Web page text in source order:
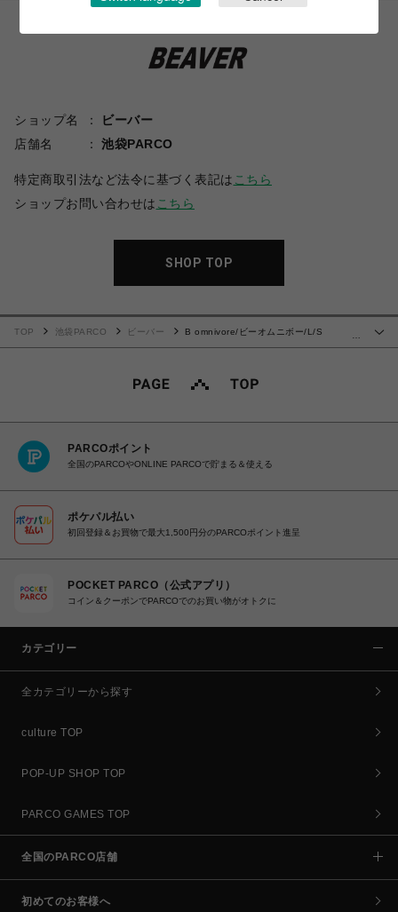
ショップ名
ビーバー
店舗名
池袋PARCO
特定商取引法など法令に基づく表記は こちら
ショップお問い合わせは こちら
SHOP TOP
TOP 池袋PARCO ビーバー
B omnivore/ビーオムニボー/L/S
PARCOポイント
全国のPARCOやONLINE PARCOで貯まる＆使える
ポケパル払い
初回登録＆お買物で最大1,500円分のPARCOポイント進呈
POCKET PARCO（公式アプリ）
コイン＆クーポンでPARCOでのお買い物がオトクに
カテゴリー
全カテゴリーから探す
culture TOP
POP-UP SHOP TOP
PARCO GAMES TOP
全国のPARCO店舗
初めてのお客様へ